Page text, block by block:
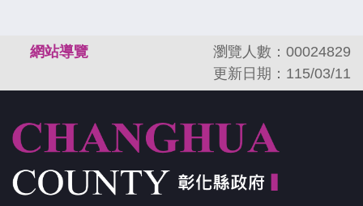
網站導覽
瀏覽人數：00024829
更新日期：115/03/11